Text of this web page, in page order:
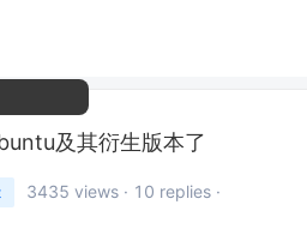
及其衍生版本了
3435 views · 10 replies ·